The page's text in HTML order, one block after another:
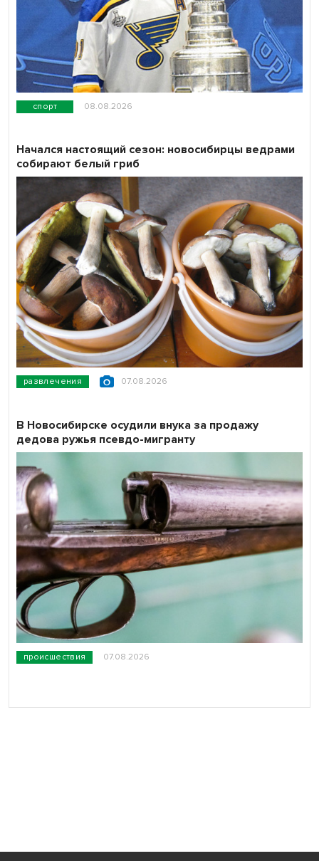
спорт 08.08.2026
развлечения 07.08.2026
Начался настоящий сезон: новосибирцы ведрами
собирают белый гриб
происшествия 07.08.2026
В Новосибирске осудили внука за продажу
дедова ружья псевдо-мигранту